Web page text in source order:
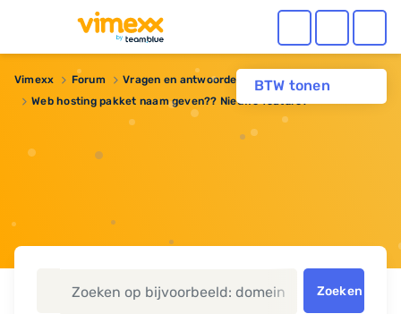
BTW tonen
Vimexx Forum Vragen en antwoorden
Webhosting
Web hosting pakket naam geven?? Nieuwe feature?
Zoeken